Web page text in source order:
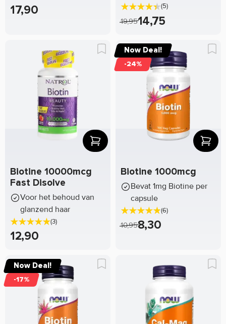
17,90 (5)
19,9514,75
Biotine 10000mcg
Fast Disolve
Voor het behoud van
glanzend haar
(3)
12,90
Now Deal!
-24%
Biotine 1000mcg
Bevat 1mg Biotine per
capsule
(6)
10,958,30
Now Deal!
-17%